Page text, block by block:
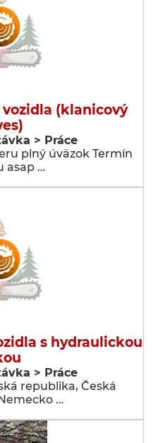
(klanicový
> Práce
plný úväzok Termín
asap …
s hydraulickou
> Práce
republika, Česká
…